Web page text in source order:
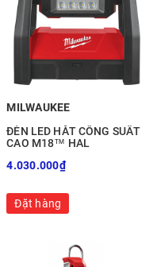
MILWAUKEE
ĐÈN LED HẮT CÔNG SUẤT
CAO M18™ HAL
4.030.000₫
Đặt hàng